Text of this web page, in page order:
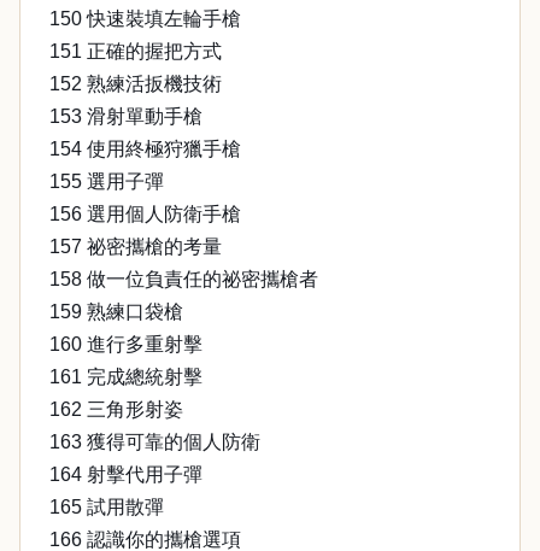
150 快速裝填左輪手槍
151 正確的握把方式
152 熟練活扳機技術
153 滑射單動手槍
154 使用終極狩獵手槍
155 選用子彈
156 選用個人防衛手槍
157 祕密攜槍的考量
158 做一位負責任的祕密攜槍者
159 熟練口袋槍
160 進行多重射擊
161 完成總統射擊
162 三角形射姿
163 獲得可靠的個人防衛
164 射擊代用子彈
165 試用散彈
166 認識你的攜槍選項